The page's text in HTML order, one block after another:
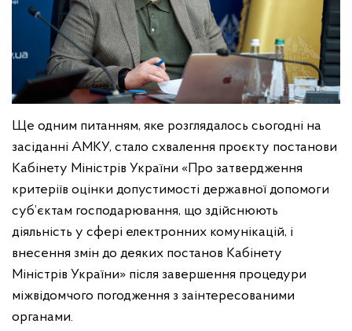
Ще одним питанням, яке розглядалось сьогодні на
засіданні АМКУ, стало схвалення проєкту постанови
Кабінету Міністрів України «Про затвердження
критеріїв оцінки допустимості державної допомоги
суб’єктам господарювання, що здійснюють
діяльність у сфері електронних комунікацій, і
внесення змін до деяких постанов Кабінету
Міністрів України» після завершення процедури
міжвідомчого погодження з заінтересованими
органами.